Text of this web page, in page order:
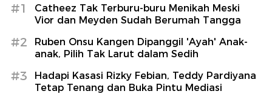
#1
Catheez Tak Terburu-buru Menikah Meski
Vior dan Meyden Sudah Berumah Tangga
#2
Ruben Onsu Kangen Dipanggil 'Ayah' Anak-
anak, Pilih Tak Larut dalam Sedih
#3
Hadapi Kasasi Rizky Febian, Teddy Pardiyana
Tetap Tenang dan Buka Pintu Mediasi